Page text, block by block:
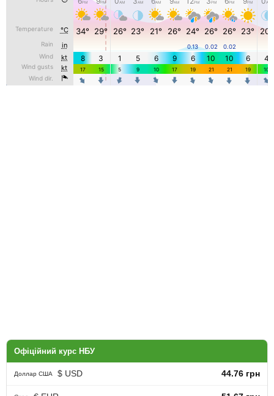
Офіційний курс НБУ
Доллар США $ USD 44.76 грн